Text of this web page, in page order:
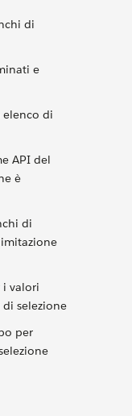
di
e
di
API del
è
di
i valori
selezione
per